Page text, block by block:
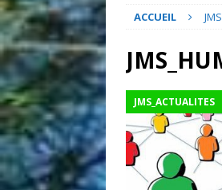
ACCUEIL
JMS_ACTUALITES